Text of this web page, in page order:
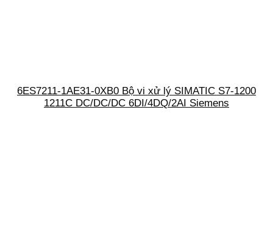
6ES7211-1AE31-0XB0 Bộ vi xử lý SIMATIC S7-1200
1211C DC/DC/DC 6DI/4DQ/2AI Siemens